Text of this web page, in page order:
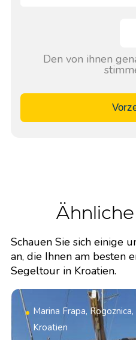
Den von ihnen
Schauen Sie sich einige
an, die Ihnen am besten
Segeltour in Kroatien.
Marina Frapa, Rogoznica,
Kroatien